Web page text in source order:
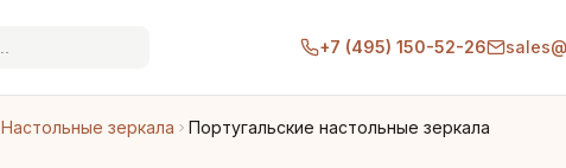
+7 (495) 150-52-26
Настольные зеркала Португальские настольные зеркала